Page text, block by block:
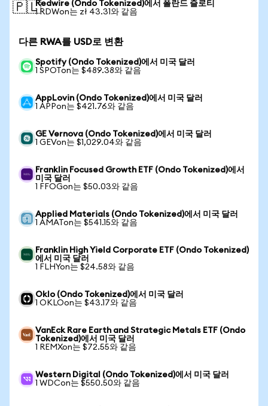
🇵🇱Redwire (Ondo Tokenized)에서 폴란드 즐로티
1 RDWon는 zł 43.31와 같음
다른 RWA를 USD로 변환
Spotify (Ondo Tokenized)에서 미국 달러
1 SPOTon는 $489.38와 같음
AppLovin (Ondo Tokenized)에서 미국 달러
1 APPon는 $421.76와 같음
GE Vernova (Ondo Tokenized)에서 미국 달러
1 GEVon는 $1,029.04와 같음
Franklin Focused Growth ETF (Ondo Tokenized)에서
미국 달러
1 FFOGon는 $50.03와 같음
Applied Materials (Ondo Tokenized)에서 미국 달러
1 AMATon는 $541.15와 같음
Franklin High Yield Corporate ETF (Ondo Tokenized)
에서 미국 달러
1 FLHYon는 $24.58와 같음
Oklo (Ondo Tokenized)에서 미국 달러
1 OKLOon는 $43.17와 같음
VanEck Rare Earth and Strategic Metals ETF (Ondo
Tokenized)에서 미국 달러
1 REMXon는 $72.55와 같음
Western Digital (Ondo Tokenized)에서 미국 달러
1 WDCon는 $550.50와 같음